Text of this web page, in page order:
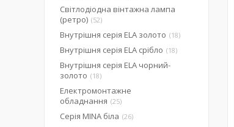
Світлодіодна вінтажна лампа
(ретро) 52
Внутрішня серія ELA золото 18
Внутрішня серія ELA срібло 18
Внутрішня серія ELA чорний-
золото
18
Електромонтажне
обладнання 25
Серія MINA біла 26